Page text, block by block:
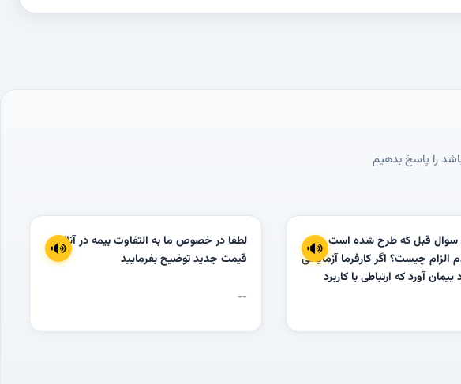
را پاسخ بدهیم
سوال قبل که طرح شده است
الزام چیست؟ اگر کارفرما آزمایشی
پیمان آورد که ارتباطی با کاربرد
باشد و موجب اصلاح وندور و
لطفا در خصوص ما به التفاوت بیمه در آنالیز
قیمت جدید توضیح بفرمایید
--